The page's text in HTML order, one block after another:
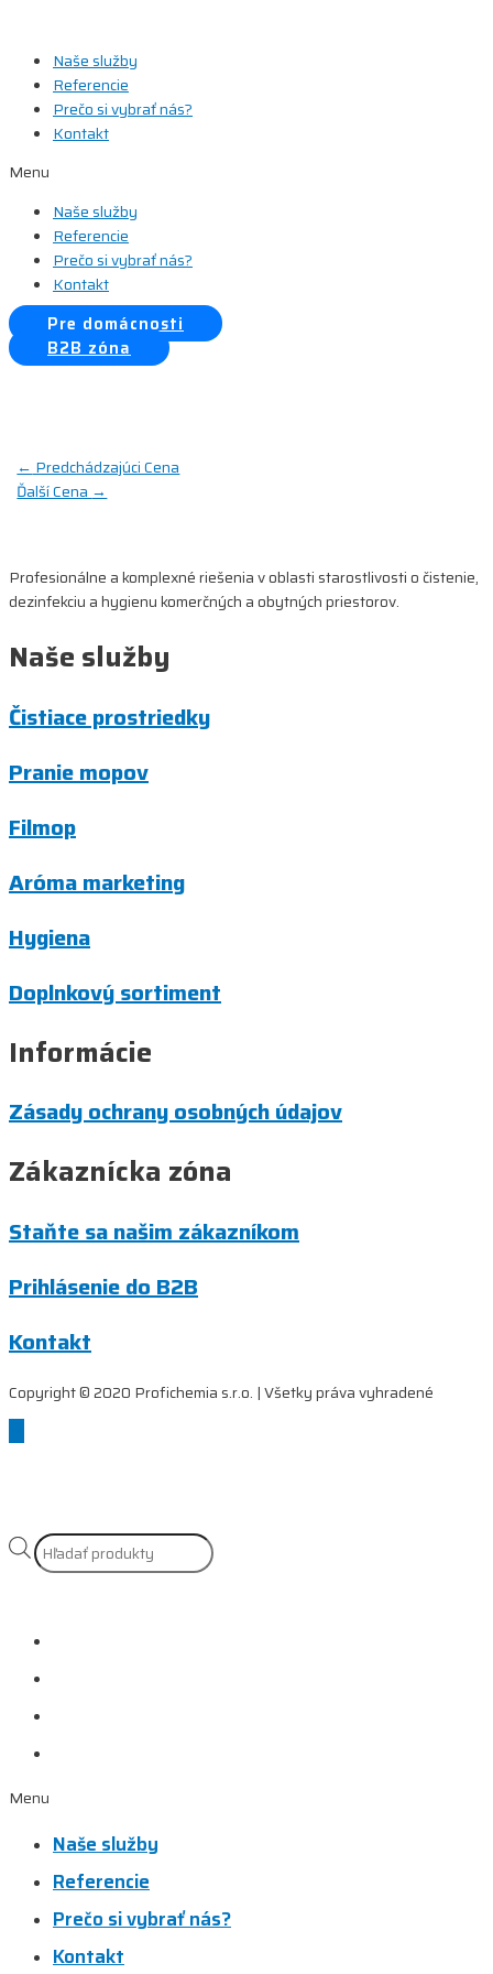
obsah Naše služby
Referencie
Prečo si vybrať nás?
Kontakt
Menu
Naše služby
Referencie
Prečo si vybrať nás?
Kontakt
Pre domácnosti
B2B zóna
Navigácia
← Predchádzajúci Cena
Ďalší Cena →
Profesionálne a komplexné riešenia v oblasti starostlivosti o čistenie,
dezinfekciu a hygienu komerčných a obytných priestorov.
Naše služby
Čistiace prostriedky
Pranie mopov
Filmop
Aróma marketing
Hygiena
Doplnkový sortiment
Informácie
Zásady ochrany osobných údajov
Zákaznícka zóna
Staňte sa našim zákazníkom
Prihlásenie do B2B
Kontakt
Copyright © 2020 Profichemia s.r.o. | Všetky práva vyhradené
Products
search
Menu
Naše služby
Referencie
Prečo si vybrať nás?
Kontakt